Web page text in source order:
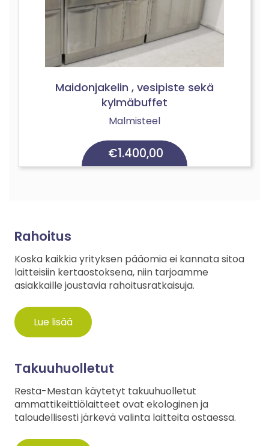
Maidonjakelin , vesipiste sekä
kylmäbuffet
Malmisteel
€1.400,00
Rahoitus
Koska kaikkia yrityksen pääomia ei kannata sitoa
laitteisiin kertaostoksena, niin tarjoamme
asiakkaille joustavia rahoitusratkaisuja.
Lue lisää
Takuuhuolletut
Resta-Mestan käytetyt takuuhuolletut
ammattikeittiölaitteet ovat ekologinen ja
taloudellisesti järkevä valinta laitteita ostaessa.